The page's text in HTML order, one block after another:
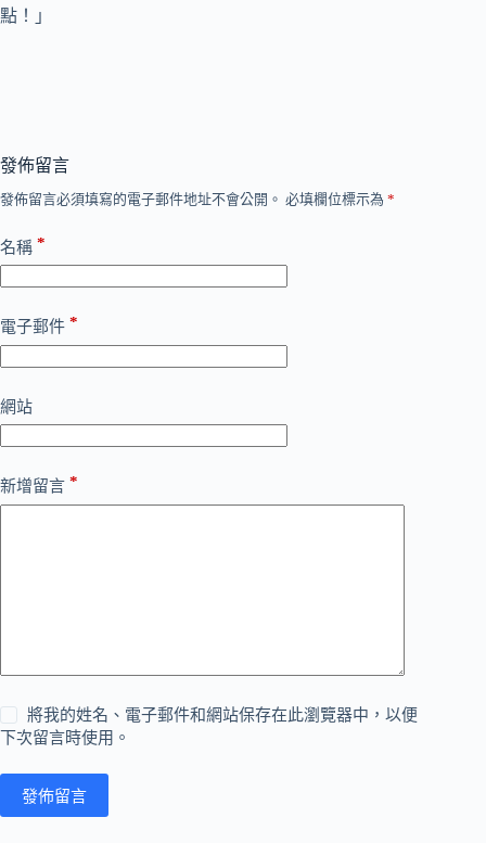
點！」
發佈留言
發佈留言必須填寫的電子郵件地址不會公開。 必填欄位標示為 *
名稱 *
電子郵件 *
網站
新增留言 *
將我的姓名、電子郵件和網站保存在此瀏覽器中，以便
下次留言時使用。
發佈留言